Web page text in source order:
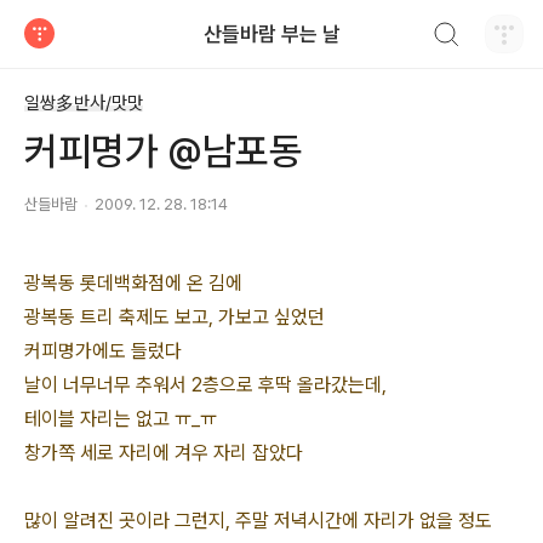
산들바람 부는 날
일쌍多반사/맛맛
커피명가 @남포동
산들바람 2009. 12. 28. 18:14
광복동 롯데백화점에 온 김에
광복동 트리 축제도 보고, 가보고 싶었던
커피명가에도 들렀다
날이 너무너무 추워서 2층으로 후딱 올라갔는데,
테이블 자리는 없고 ㅠ_ㅠ
창가쪽 세로 자리에 겨우 자리 잡았다
많이 알려진 곳이라 그런지, 주말 저녁시간에 자리가 없을 정도